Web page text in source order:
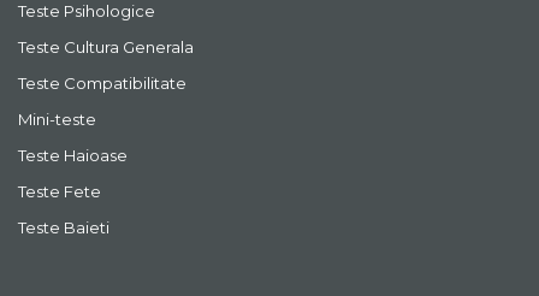
Teste Psihologice
Teste Cultura Generala
Teste Compatibilitate
Mini-teste
Teste Haioase
Teste Fete
Teste Baieti